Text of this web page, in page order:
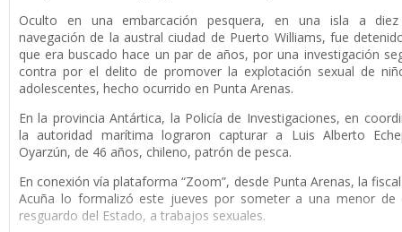
Oculto en una embarcación pesquera, en una isla a
navegación de la austral ciudad de Puerto Williams, fue
que era buscado hace un par de años, por una investigación
contra por el delito de promover la explotación sexual de
adolescentes, hecho ocurrido en Punta Arenas.
En la provincia Antártica, la Policía de Investigaciones, en
la autoridad marítima lograron capturar a Luis Alberto
Oyarzún, de 46 años, chileno, patrón de pesca.
En conexión vía plataforma “Zoom”, desde Punta Arenas, la
Acuña lo formalizó este jueves por someter a una menor de
resguardo del Estado, a trabajos sexuales.